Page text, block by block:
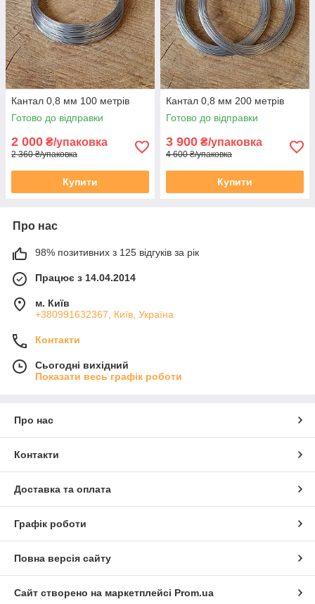
Кантал 0,8 мм 100 метрів
Готово до відправки
2 000 ₴/упаковка
2 360 ₴/упаковка
Купити
Кантал 0,8 мм 200 метрів
Готово до відправки
3 900 ₴/упаковка
4 600 ₴/упаковка
Купити
Про нас
98% позитивних з 125 відгуків за рік
Працює з 14.04.2014
м. Київ
+380991632367, Київ, Україна
Контакти
Сьогодні вихідний
Показати весь графік роботи
Про нас
Контакти
Доставка та оплата
Графік роботи
Повна версія сайту
Сайт створено на маркетплейсі Prom.ua